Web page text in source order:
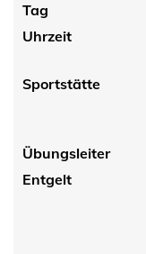
Tag
Uhrzeit
Sportstätte
Übungsleiter
Entgelt